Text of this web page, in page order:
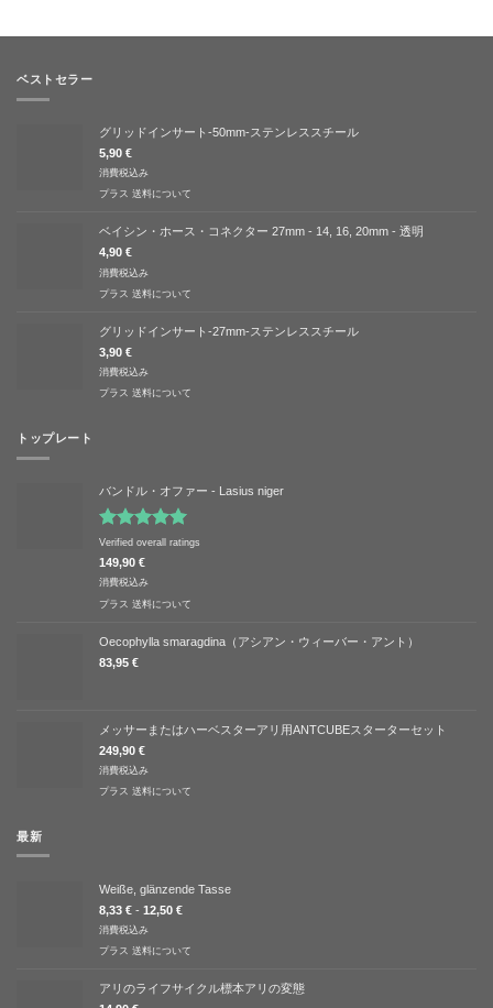
ベストセラー
グリッドインサート-50mm-ステンレススチール
5,90 €
消費税込み
プラス 送料について
ベイシン・ホース・コネクター 27mm - 14, 16, 20mm - 透明
4,90 €
消費税込み
プラス 送料について
グリッドインサート-27mm-ステンレススチール
3,90 €
消費税込み
プラス 送料について
トップレート
バンドル・オファー - Lasius niger
5段階中
5.00の評価
Verified overall ratings
149,90 €
消費税込み
プラス 送料について
Oecophylla smaragdina（アシアン・ウィーバー・アント）
83,95 €
メッサーまたはハーベスターアリ用ANTCUBEスターターセット
249,90 €
消費税込み
プラス 送料について
最新
Weiße, glänzende Tasse
8,33 € - 12,50 €
消費税込み
プラス 送料について
アリのライフサイクル標本アリの変態